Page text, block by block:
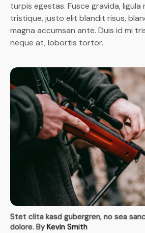
turpis egestas. Fusce gravida, ligula
tristique, justo elit blandit risus,
magna accumsan ante. Duis id mi
neque at, lobortis tortor.
Stet clita kasd gubergren, no sea
dolore. ByKevin Smith